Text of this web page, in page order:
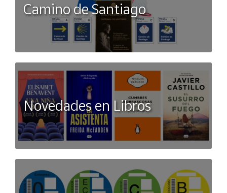
Camino de Santiago
Novedades en Libros